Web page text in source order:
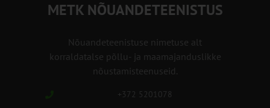
METK NÕUANDETEENISTUS
Nõuandeteenistuse nimetuse alt
korraldatalse põllu- ja maamajanduslikke
nõustamisteenuseid.
+372 5201078